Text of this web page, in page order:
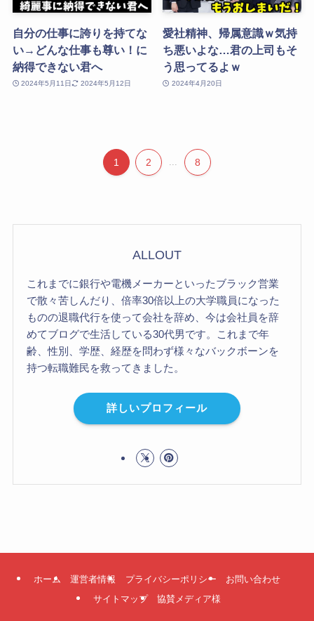
自分の仕事に誇りを持てな
い→どんな仕事も尊い！に
納得できない君へ
2024年5月11日 2024年5月12日
愛社精神、帰属意識ｗ気持
ち悪いよな…君の上司もそ
う思ってるよｗ
2024年4月20日
1 2 ... 8
ALLOUT
これまでに銀行や電機メーカーといったブラック営業
で散々苦しんだり、倍率30倍以上の大学職員になった
ものの退職代行を使って会社を辞め、今は会社員を辞
めてブログで生活している30代男です。これまで年
齢、性別、学歴、経歴を問わず様々なバックボーンを
持つ転職難民を救ってきました。
詳しいプロフィール
ホーム 運営者情報 プライバシーポリシー
お問い合わせ
サイトマップ
協賛メディア様